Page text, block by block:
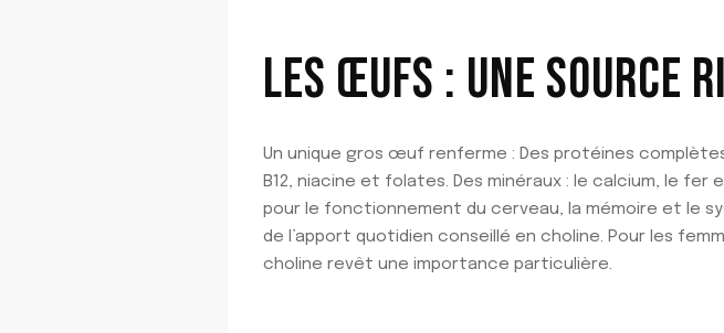
LES ŒUFS : UNE SOURCE
Un unique gros œuf renferme : Des protéines complètes
B12, niacine et folates. Des minéraux : le calcium, le
pour le fonctionnement du cerveau, la mémoire et le
de l’apport quotidien conseillé en choline. Pour les
choline revêt une importance particulière.